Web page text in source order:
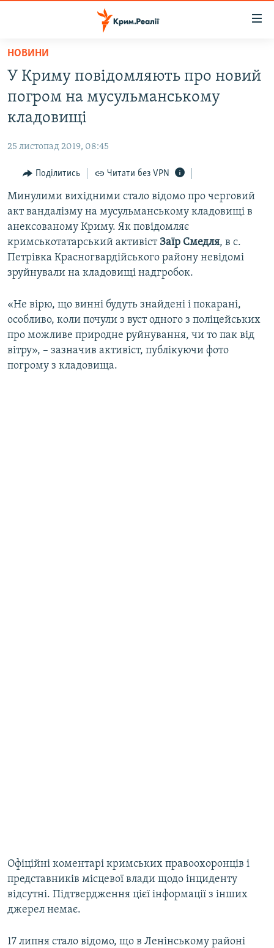
Перейти
основного
матеріалу
Перейти
до
основної
Перейти
пошуку
ВОДА.КРИМ
ВІДЕО ТА ФОТО
БЛОГИ
ПОГЛЯД
ІНТЕРВ'Ю
ВСЕ ЗА ДЕНЬ
СПЕЦПРОЕКТИ
ДЕПОРТАЦІЯ
СВІДЧЕННЯ ОКУПАЦІЇ
ІНФОГРАФІКА
ЯК ОБІЙТИ БЛОКУВАННЯ
Qırımtatar
ДОЛУЧАЙСЯ!
НОВИНИ
У Криму повідомляють про новий
погром на мусульманському
кладовищі
25 листопад 2019, 08:45
Поділитись Читати без VPN
Минулими вихідними стало відомо про черговий
акт вандалізму на мусульманському кладовищі в
анексованому Криму. Як повідомляє
кримськотатарський активіст Заїр Смедля, в с.
Петрівка Красногвардійського району невідомі
зруйнували на кладовищі надгробок.
«Не вірю, що винні будуть знайдені і покарані,
особливо, коли почули з вуст одного з поліцейських
про можливе природне руйнування, чи то пак від
вітру», – зазначив активіст, публікуючи фото
погрому з кладовища.
Офіційні коментарі кримських правоохоронців і
представників місцевої влади щодо інциденту
відсутні. Підтвердження цієї інформації з інших
джерел немає.
17 липня стало відомо, що в Ленінському районі